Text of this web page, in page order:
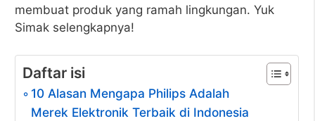
membuat produk yang ramah lingkungan. Yuk
Simak selengkapnya!
Daftar isi
10 Alasan Mengapa Philips Adalah
Merek Elektronik Terbaik di Indonesia